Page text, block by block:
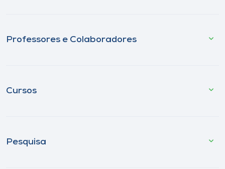
Professores e Colaboradores
Cursos
Pesquisa